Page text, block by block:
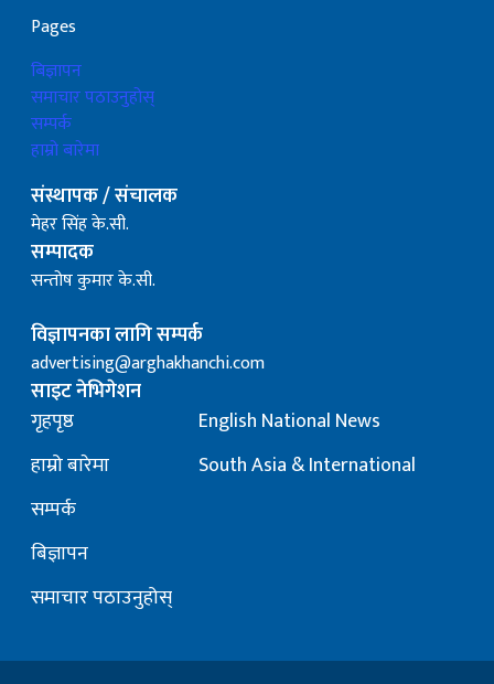
Pages
बिज्ञापन
समाचार पठाउनुहोस्
सम्पर्क
हाम्रो बारेमा
संस्थापक / संचालक
मेहर सिंह के.सी.
सम्पादक
सन्तोष कुमार के.सी.
विज्ञापनका लागि सम्पर्क
advertising@arghakhanchi.com
साइट नेभिगेशन
गृहपृष्ठ
हाम्रो बारेमा
सम्पर्क
बिज्ञापन
समाचार पठाउनुहोस्
English National News
South Asia & International